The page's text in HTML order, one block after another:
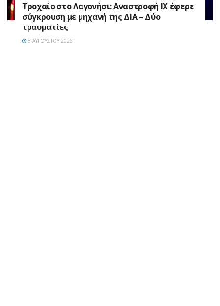
Τροχαίο στο Λαγονήσι: Αναστροφή ΙΧ έφερε
σύγκρουση με μηχανή της ΔΙΑ – Δύο
τραυματίες
8 ΑΥΓΟΎΣΤΟΥ 2026